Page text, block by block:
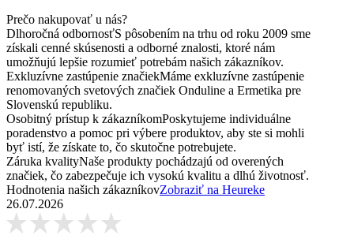
Prečo nakupovať u nás?
Dlhoročná odbornosťS pôsobením na trhu od roku 2009 sme
získali cenné skúsenosti a odborné znalosti, ktoré nám
umožňujú lepšie rozumieť potrebám našich zákazníkov.
Exkluzívne zastúpenie značiekMáme exkluzívne zastúpenie
renomovaných svetových značiek Onduline a Ermetika pre
Slovenskú republiku.
Osobitný prístup k zákazníkomPoskytujeme individuálne
poradenstvo a pomoc pri výbere produktov, aby ste si mohli
byť istí, že získate to, čo skutočne potrebujete.
Záruka kvalityNaše produkty pochádzajú od overených
značiek, čo zabezpečuje ich vysokú kvalitu a dlhú životnosť.
Hodnotenia našich zákazníkovZobraziť na Heureke
26.07.2026